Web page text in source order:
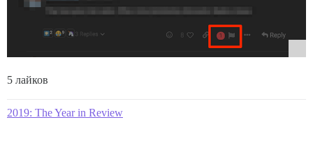
5 лайков
2019: The Year in Review